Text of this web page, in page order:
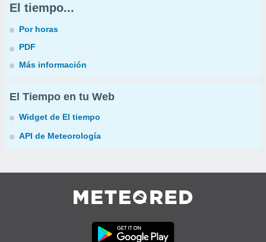
El tiempo...
Por horas
PDF
Más información
El Tiempo en tu Web
Widget de El tiempo
API de Meteorología